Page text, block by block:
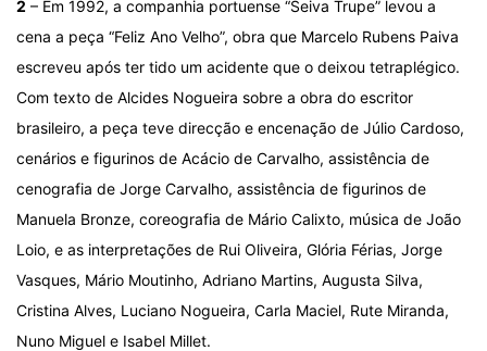
2 – Em 1992, a companhia portuense “Seiva Trupe” levou a
cena a peça “Feliz Ano Velho”, obra que Marcelo Rubens Paiva
escreveu após ter tido um acidente que o deixou tetraplégico.
Com texto de Alcides Nogueira sobre a obra do escritor
brasileiro, a peça teve direcção e encenação de Júlio Cardoso,
cenários e figurinos de Acácio de Carvalho, assistência de
cenografia de Jorge Carvalho, assistência de figurinos de
Manuela Bronze, coreografia de Mário Calixto, música de João
Loio, e as interpretações de Rui Oliveira, Glória Férias, Jorge
Vasques, Mário Moutinho, Adriano Martins, Augusta Silva,
Cristina Alves, Luciano Nogueira, Carla Maciel, Rute Miranda,
Nuno Miguel e Isabel Millet.